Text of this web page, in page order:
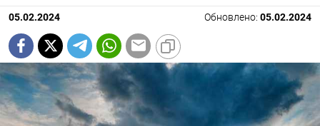
05.02.2024 Обновлено: 05.02.2024